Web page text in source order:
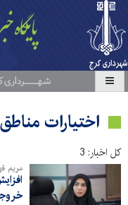
اختیارات مناطق
کل اخبار: 3
مریم